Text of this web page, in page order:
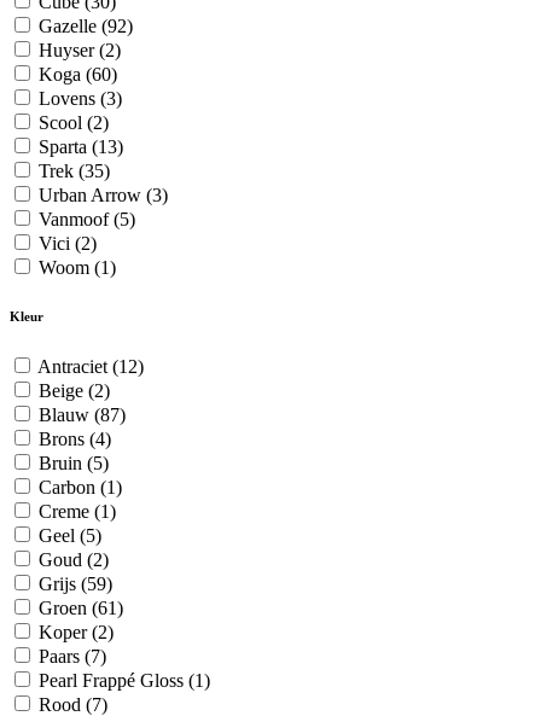
Gazelle (92)
Huyser(2)
Koga (60)
Lovens (3)
Scool (2)
Sparta (13)
Trek (35)
Urban Arrow (3)
Vanmoof(5)
Vici (2)
Woom (1)
Kleur
Antraciet (12)
Beige (2)
Blauw (87)
Brons (4)
Bruin (5)
Carbon (1)
Creme (1)
Geel (5)
Goud (2)
Grijs (59)
Groen (61)
Koper(2)
Paars (7)
Pearl Frappé Gloss (1)
Rood (7)